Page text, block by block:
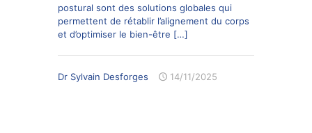
postural sont des solutions globales qui
permettent de rétablir l’alignement du corps
et d’optimiser le bien-être […]
Dr Sylvain Desforges 14/11/2025